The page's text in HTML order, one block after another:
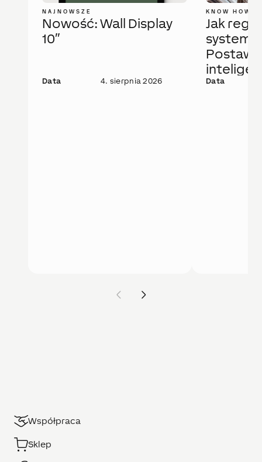
NAJNOWSZE
Nowość: Wall Display
10″
Data 4. sierpnia 2026
KNOW HOW
Jak
system
Postaw
Data
Współpraca
Sklep